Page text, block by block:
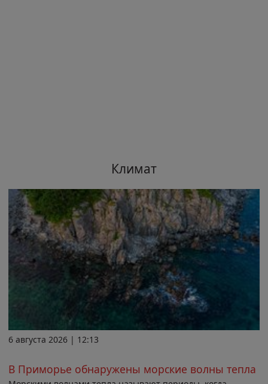
Климат
6 августа 2026 | 12:13
В Приморье обнаружены морские волны тепла